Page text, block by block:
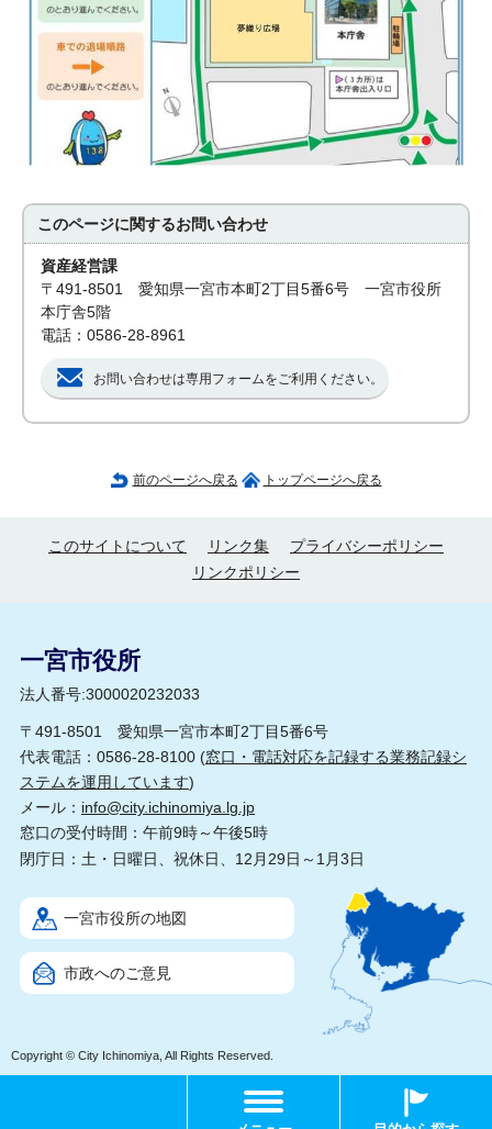
このページに関するお問い合わせ
資産経営課
〒491-8501 愛知県一宮市本町2丁目5番6号 一宮市役所
本庁舎5階
電話：0586-28-8961
お問い合わせは専用フォームをご利用ください。
前のページへ戻る トップページへ戻る
このサイトについて リンク集
プライバシーポリシー
リンクポリシー
一宮市役所
法人番号:3000020232033
〒491-8501 愛知県一宮市本町2丁目5番6号
代表電話：0586-28-8100 (窓口・電話対応を記録する業務記録シ
ステムを運用しています)
メール： info@city.ichinomiya.lg.jp
窓口の受付時間：午前9時～午後5時
閉庁日：土・日曜日、祝休日、12月29日～1月3日
一宮市役所の地図
市政へのご意見
Copyright © City Ichinomiya, All Rights Reserved.